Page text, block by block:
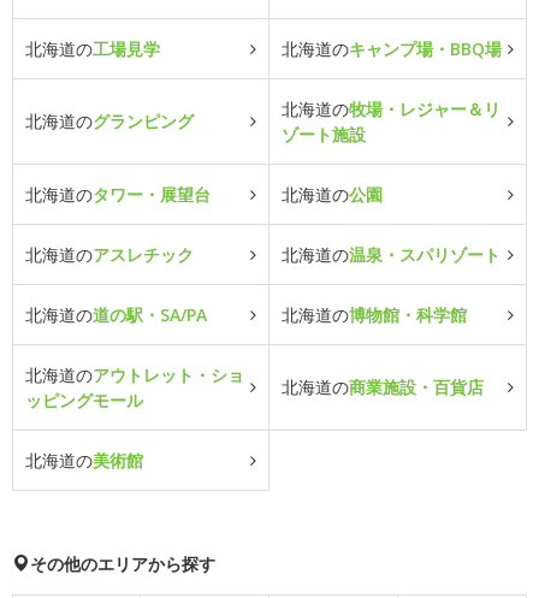
北海道の工場見学 北海道のキャンプ場・BBQ場
北海道のグランピング
北海道の牧場・レジャー＆リ
ゾート施設
北海道のタワー・展望台 北海道の公園
北海道のアスレチック 北海道の温泉・スパリゾート
北海道の道の駅・SA/PA 北海道の博物館・科学館
北海道のアウトレット・ショ
ッピングモール
北海道の商業施設・百貨店
北海道の美術館
その他のエリアから探す